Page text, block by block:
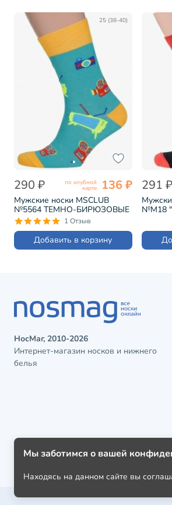
25 (38-40)
290 ₽ по клубной
карте 136 ₽
Мужские носки MSCLUB
№5564 ТЕМНО-БИРЮЗОВЫЕ
(ВиМ-57Э)
1 Отзыв
Добавить в корзину
291 ₽
№М18
НосМаг, 2010-2026
Интернет-магазин носков и нижнего
белья
Мы заботимся о вашей
Находясь на данном сайте вы